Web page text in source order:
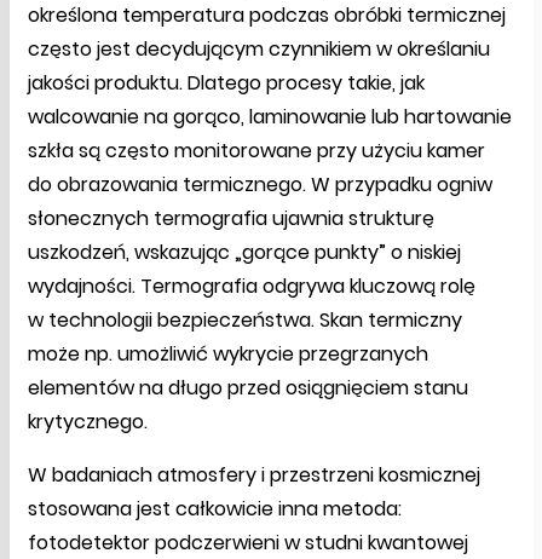
określona temperatura podczas obróbki termicznej
często jest decydującym czynnikiem w określaniu
jakości produktu. Dlatego procesy takie, jak
walcowanie na gorąco, laminowanie lub hartowanie
szkła są często monitorowane przy użyciu kamer
do obrazowania termicznego. W przypadku ogniw
słonecznych termografia ujawnia strukturę
uszkodzeń, wskazując „gorące punkty” o niskiej
wydajności. Termografia odgrywa kluczową rolę
w technologii bezpieczeństwa. Skan termiczny
może np. umożliwić wykrycie przegrzanych
elementów na długo przed osiągnięciem stanu
krytycznego.
W badaniach atmosfery i przestrzeni kosmicznej
stosowana jest całkowicie inna metoda:
fotodetektor podczerwieni w studni kwantowej